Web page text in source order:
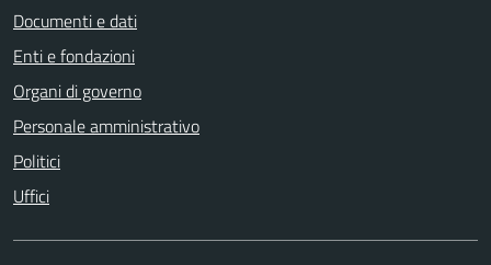
Documenti e dati
Enti e fondazioni
Organi di governo
Personale amministrativo
Politici
Uffici